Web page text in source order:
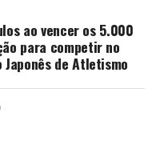
ao vencer os 5.000
para competir no
de Atletismo